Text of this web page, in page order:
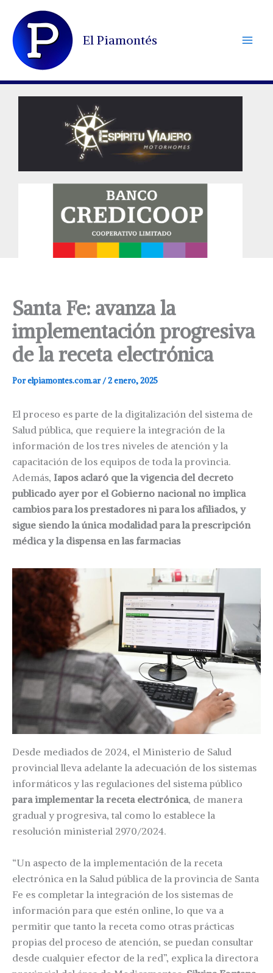
contenido
El Piamontés
Santa Fe: avanza la
implementación progresiva
de la receta electrónica
Porelpiamontes.com.ar/2 enero, 2025
El proceso es parte de la digitalización del sistema de
Salud pública, que requiere la integración de la
información de los tres niveles de atención y la
capacitación de los equipos de toda la provincia.
Además, Iapos aclaró que la vigencia del decreto
publicado ayer por el Gobierno nacional no implica
cambios para los prestadores ni para los afiliados, y
sigue siendo la única modalidad para la prescripción
médica y la dispensa en las farmacias
Desde mediados de 2024, el Ministerio de Salud
provincial lleva adelante la adecuación de los sistemas
informáticos y las regulaciones del sistema público
para implementar la receta electrónica, de manera
gradual y progresiva, tal como lo establece la
resolución ministerial 2970/2024.
“Un aspecto de la implementación de la receta
electrónica en la Salud pública de la provincia de Santa
Fe es completar la integración de los sistemas de
información para que estén online, lo que va a
permitir que tanto la receta como otras prácticas
propias del proceso de atención, se puedan consultar
desde cualquier efector de la red”, explica la directora